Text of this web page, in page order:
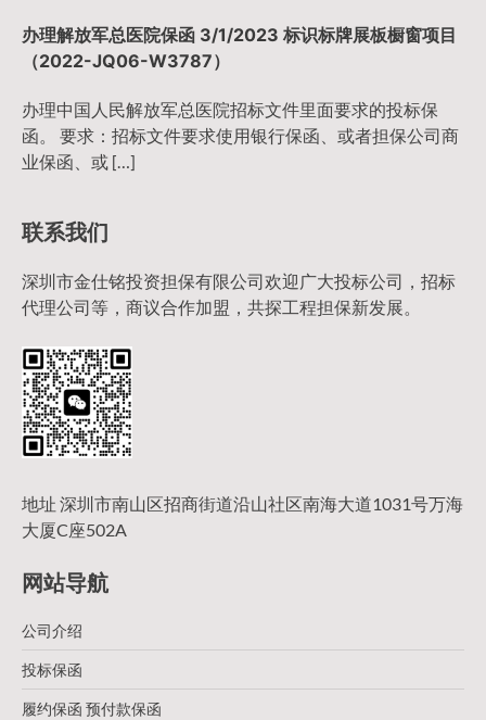
办理解放军总医院保函 3/1/2023 标识标牌展板橱窗项目
（2022-JQ06-W3787）
办理中国人民解放军总医院招标文件里面要求的投标保
函。 要求：招标文件要求使用银行保函、或者担保公司商
业保函、或 […]
联系我们
深圳市金仕铭投资担保有限公司欢迎广大投标公司，招标
代理公司等，商议合作加盟，共探工程担保新发展。
地址 深圳市南山区招商街道沿山社区南海大道1031号万海
大厦C座502A
网站导航
公司介绍
投标保函
履约保函 预付款保函